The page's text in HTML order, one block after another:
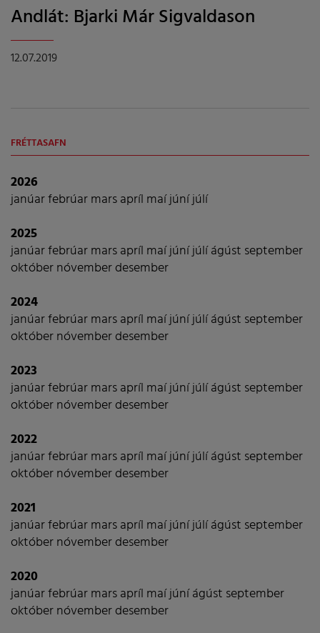
And­lát: Bjarki Már Sig­valda­son
12.07.2019
FRÉTTASAFN
2026
janúarfebrúarmarsapríl maíjúníjúlí
2025
janúarfebrúarmarsapríl maíjúníjúlíágúst september
októbernóvemberdesember
2024
janúarfebrúarmarsapríl maíjúníjúlíágúst september
októbernóvemberdesember
2023
janúarfebrúarmarsapríl maíjúníjúlíágúst september
októbernóvemberdesember
2022
janúarfebrúarmarsapríl maíjúníjúlíágúst september
októbernóvemberdesember
2021
janúarfebrúarmarsapríl maíjúníjúlíágúst september
októbernóvemberdesember
2020
janúarfebrúarmarsapríl maíjúníágúst september
októbernóvemberdesember